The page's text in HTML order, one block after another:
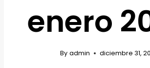
enero
By admin diciembre 31,